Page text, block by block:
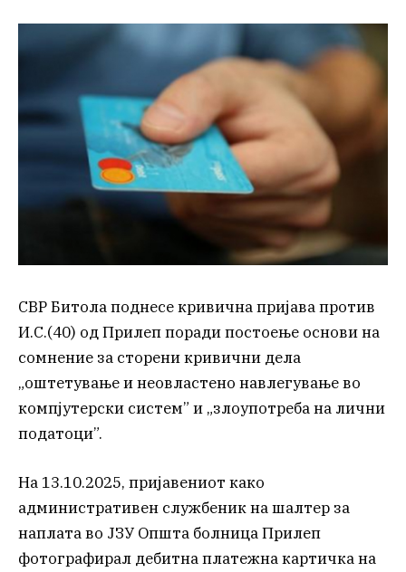
СВР Битола поднесе кривична пријава против
И.С.(40) од Прилеп поради постоење основи на
сомнение за сторени кривични дела
„оштетување и неовластено навлегување во
компјутерски систем” и „злоупотреба на лични
податоци”.
На 13.10.2025, пријавениот како
административен службеник на шалтер за
наплата во ЈЗУ Општа болница Прилеп
фотографирал дебитна платежна картичка на